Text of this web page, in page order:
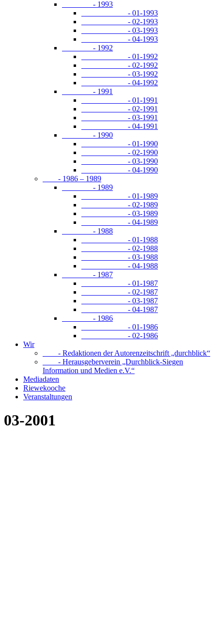
- 1993
- 01-1993
- 02-1993
- 03-1993
- 04-1993
- 1992
- 01-1992
- 02-1992
- 03-1992
- 04-1992
- 1991
- 01-1991
- 02-1991
- 03-1991
- 04-1991
- 1990
- 01-1990
- 02-1990
- 03-1990
- 04-1990
- 1986 – 1989
- 1989
- 01-1989
- 02-1989
- 03-1989
- 04-1989
- 1988
- 01-1988
- 02-1988
- 03-1988
- 04-1988
- 1987
- 01-1987
- 02-1987
- 03-1987
- 04-1987
- 1986
- 01-1986
- 02-1986
Wir
- Redaktionen der Autorenzeitschrift „durchblick“
- Herausgeberverein „Durchblick-Siegen
Information und Medien e.V.“
Mediadaten
Riewekooche
Veranstaltungen
03-2001